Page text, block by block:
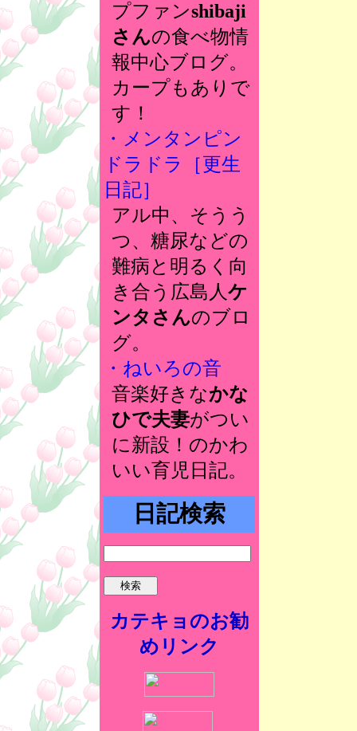
プファンshibaji
さんの食べ物情
報中心ブログ。
カープもありで
す！
・メンタンピン
ドラドラ［更生
日記］
アル中、そうう
つ、糖尿などの
難病と明るく向
き合う広島人ケ
ンタさんのブロ
グ。
・ねいろの音
音楽好きなかな
ひで夫妻がつい
に新設！のかわ
いい育児日記。
日記検索
カテキョのお勧
めリンク